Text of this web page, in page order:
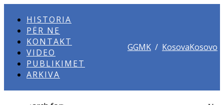
HISTORIA
PËR NE
KONTAKT
VIDEO
PUBLIKIMET
ARKIVA
GGMK / KosovaKosovo